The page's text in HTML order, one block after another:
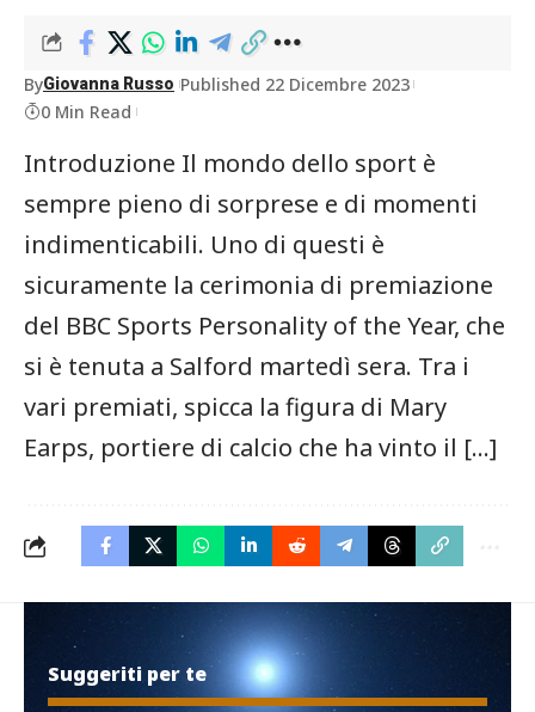
ByGiovanna Russo Published 22 Dicembre 2023
0 Min Read
Introduzione Il⁤ mondo dello sport è
sempre pieno di sorprese e di momenti
indimenticabili. Uno di questi è
sicuramente la cerimonia di premiazione
del BBC Sports Personality of the Year, che
si ‌è tenuta a Salford‌ martedì sera. Tra i
vari premiati, spicca la figura di Mary
⁢Earps, ‍portiere di calcio che‍ ha vinto il […]
Suggeriti per te